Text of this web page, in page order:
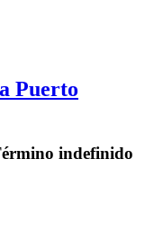
Puerto
indefinido